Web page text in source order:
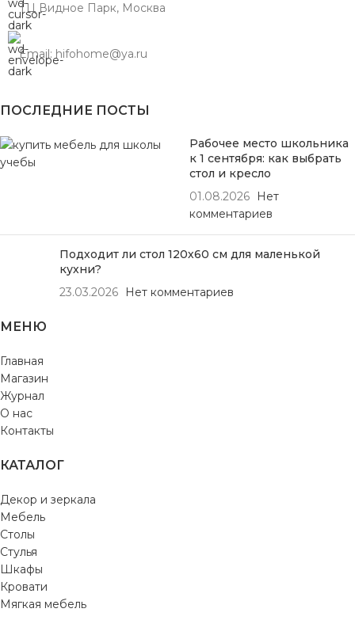
ТЦ Видное Парк, Москва
Email: hifohome@ya.ru
ПОСЛЕДНИЕ ПОСТЫ
Рабочее место школьника
к 1 сентября: как выбрать
стол и кресло
01.08.2026
Нет
комментариев
Подходит ли стол 120х60 см для маленькой
кухни?
23.03.2026
Нет комментариев
МЕНЮ
Главная
Магазин
Журнал
О нас
Контакты
КАТАЛОГ
Декор и зеркала
Мебель
Столы
Стулья
Шкафы
Кровати
Мягкая мебель